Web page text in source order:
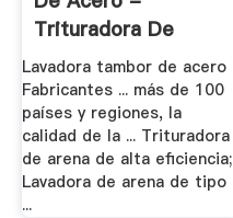
Trituradora De
China .
Lavadora tambor de acero
Fabricantes ... más de 100
países y regiones, la
calidad de la ... Trituradora
de arena de alta eficiencia;
Lavadora de arena de tipo
...